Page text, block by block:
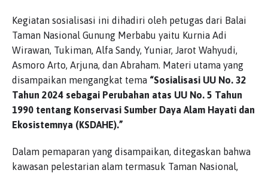
Kegiatan sosialisasi ini dihadiri oleh petugas dari Balai
Taman Nasional Gunung Merbabu yaitu Kurnia Adi
Wirawan, Tukiman, Alfa Sandy, Yuniar, Jarot Wahyudi,
Asmoro Arto, Arjuna, dan Abraham. Materi utama yang
disampaikan mengangkat tema “Sosialisasi UU No. 32
Tahun 2024 sebagai Perubahan atas UU No. 5 Tahun
1990 tentang Konservasi Sumber Daya Alam Hayati dan
Ekosistemnya (KSDAHE).”
Dalam pemaparan yang disampaikan, ditegaskan bahwa
kawasan pelestarian alam termasuk Taman Nasional,